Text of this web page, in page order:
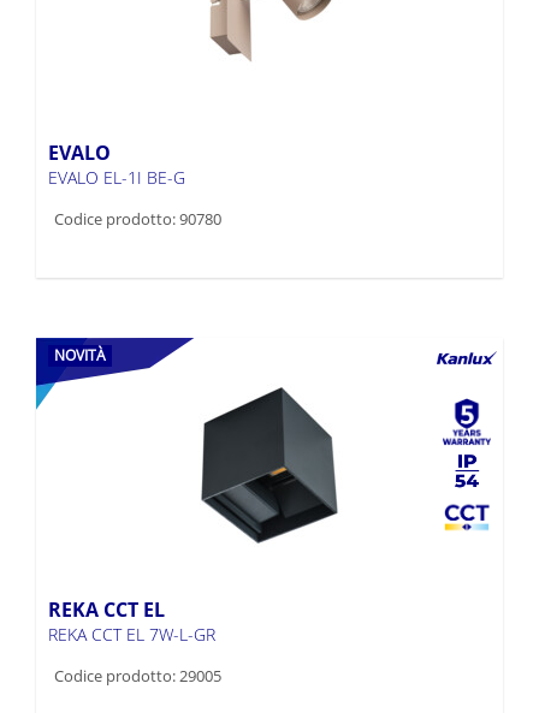
EVALO
EVALO EL-1I BE-G
Codice prodotto: 90780
NOVITÀ
REKA CCT EL
REKA CCT EL 7W-L-GR
Codice prodotto: 29005